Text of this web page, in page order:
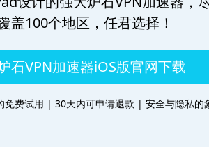
盖100个地区，任君选择！
石VPN加速器iOS版官网下载
免费试用 | 30天内可申请退款 | 安全与隐私的